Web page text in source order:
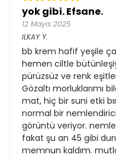
yok gibi. Efsane.
12 Mayıs 2025
ILKAY Y.
bb krem hafif yeşile
hemen ciltle
pürüzsüz ve renk
Gözaltı morluklarımı
mat, hiç bir suni etki
normal bir
görüntü veriyor.
fakat şu an 45 gibi
memnun kaldım.